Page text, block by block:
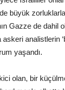
büyük
Gazze de dahil
analistlerin
yaşandı.
olan, bir